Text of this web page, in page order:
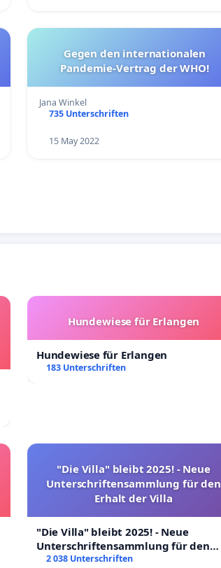
Gegen den internationalen
Pandemie-Vertrag der WHO!
Jana Winkel
735 Unterschriften
15 May 2022
Hundewiese für Erlangen
Hundewiese für Erlangen
183 Unterschriften
"Die Villa" bleibt 2025! - Neue
Unterschriftensammlung für den
Erhalt der Villa
"Die Villa" bleibt 2025! - Neue
Unterschriftensammlung für den
Erhalt der Villa
2 038 Unterschriften